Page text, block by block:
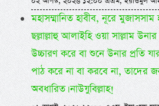
মহাসম্মানিত হাবীব, নূরে মুজাসসাম
ছল্লাল্লাহু আলাইহি ওয়া সাল্লাম
উচ্চারণ করে বা শুনে উনার প্রতি
পাঠ করে না বা করবে না, তাদের
অবধারিত। নাউযুবিল্লাহ!